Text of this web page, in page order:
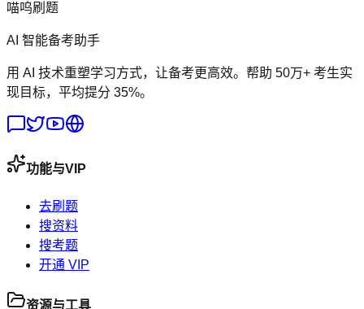
喵呜刷题
AI 智能备考助手
用 AI 技术重塑学习方式，让备考更高效。帮助 50万+ 考生实
现目标，平均提分 35%。
功能与VIP
去刷题
搜资料
搜考题
开通 VIP
资源与工具